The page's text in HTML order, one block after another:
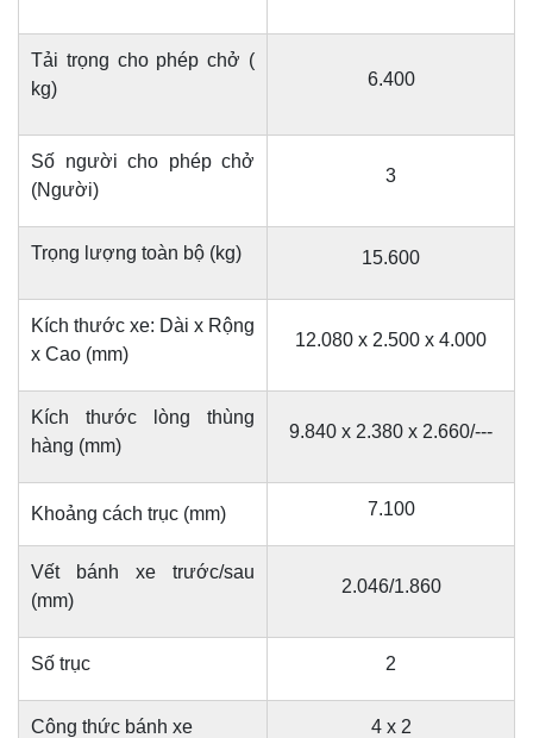
Tải trọng cho phép chở (
kg)
6.400
Số người cho phép chở
(Người)
3
Trọng lượng toàn bộ (kg) 15.600
Kích thước xe: Dài x Rộng
x Cao (mm)
12.080 x 2.500 x 4.000
Kích thước lòng thùng
hàng (mm)
9.840 x 2.380 x 2.660/---
Khoảng cách trục (mm) 7.100
Vết bánh xe trước/sau
(mm)
2.046/1.860
Số trục 2
Công thức bánh xe 4 x 2